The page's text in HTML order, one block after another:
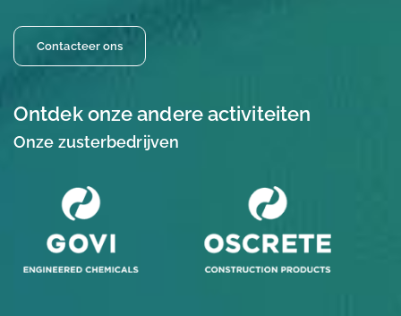
Contacteer ons
Ontdek onze andere activiteiten
Onze zusterbedrijven